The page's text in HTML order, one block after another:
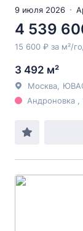
9 июля 2026
4 539
15 600 ₽ за м²/
3 492 м²
Москва
Андроновка